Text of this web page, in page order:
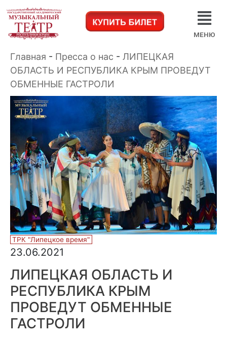
МЕНЮ
Главная - Пресса о нас - ЛИПЕЦКАЯ
ОБЛАСТЬ И РЕСПУБЛИКА КРЫМ ПРОВЕДУТ
ОБМЕННЫЕ ГАСТРОЛИ
ТРК "Липецкое время"
23.06.2021
ЛИПЕЦКАЯ ОБЛАСТЬ И
РЕСПУБЛИКА КРЫМ
ПРОВЕДУТ ОБМЕННЫЕ
ГАСТРОЛИ